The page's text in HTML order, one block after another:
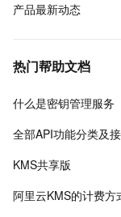
产品最新动态
热门帮助文档
什么是密钥管理服务
全部API功能分类及
KMS共享版
阿里云KMS的计费